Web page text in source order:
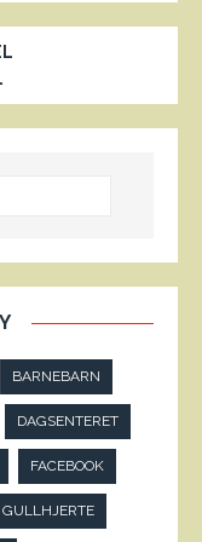
BARNEBARN
DAGSENTERET
FACEBOOK
GULLHJERTE